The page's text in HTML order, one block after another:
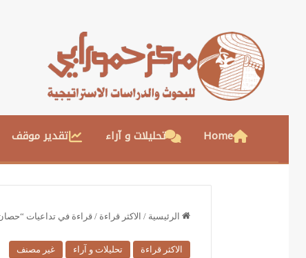
Home تحليلات و آراء تقدير موقف
الرئيسية / الاكثر قراءة / قراءة في تداعيات “حصان
الاكثر قراءة تحليلات و آراء غير مصنف